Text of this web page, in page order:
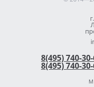
8(495) 740-
8(495) 740-